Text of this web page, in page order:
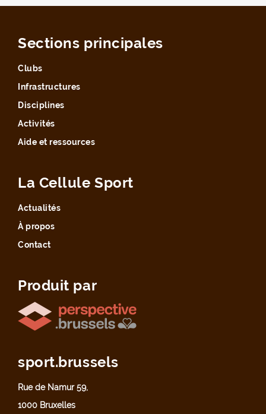
Sections principales
Clubs
Infrastructures
Disciplines
Activités
Aide et ressources
La Cellule Sport
Actualités
À propos
Contact
Produit par
sport.brussels
Rue de Namur 59,
1000 Bruxelles